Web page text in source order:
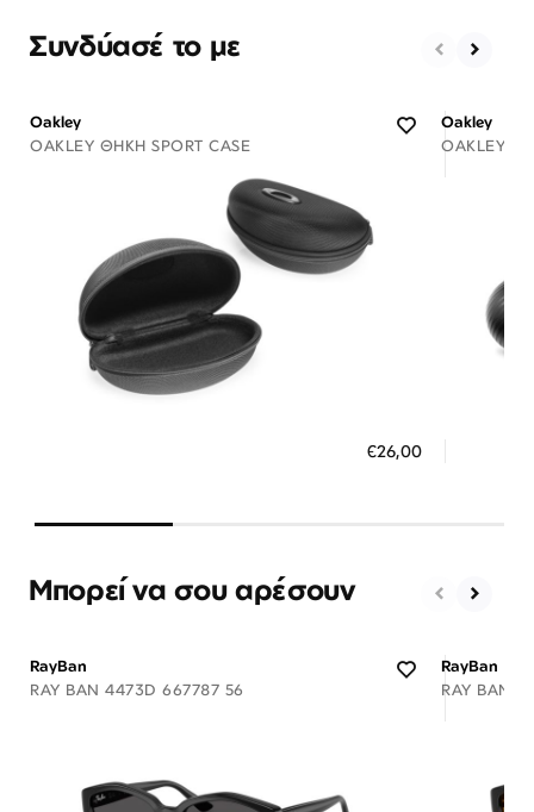
Συνδύασέ το με
Oakley
OAKLEY ΘΉΚΗ SPORT CASE
€26,00
Διαθέσιμο
Oakley
OAKLEY
Μπορεί να σου αρέσουν
RayBan
RAY BAN 4473D 667787 56
RayBan
RAY BAN